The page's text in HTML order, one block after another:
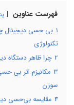
فهرست عناوین
1 بی حسی دیجیتال
تکنولوژی
2 چرا ظاهر دستگاه
3 مکانیزم اثر بی
سوزن
4 مقایسه بی‌حسی